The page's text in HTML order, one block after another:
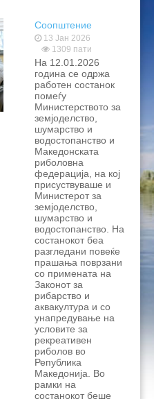
Соопштение
13 Јан 2026
1309 пати
На 12.01.2026
година се одржа
работен состанок
помеѓу
Министерството за
земјоделство,
шумарство и
водостопанство и
Македонската
риболовна
федерација, на кој
присуствуваше и
Министерот за
земјоделство,
шумарство и
водостопанство. На
состанокот беа
разгледани повеќе
прашања поврзани
со примената на
Законот за
рибарство и
аквакултура и со
унапредување на
условите за
рекреативен
риболов во
Република
Македонија. Во
рамки на
состанокот беше